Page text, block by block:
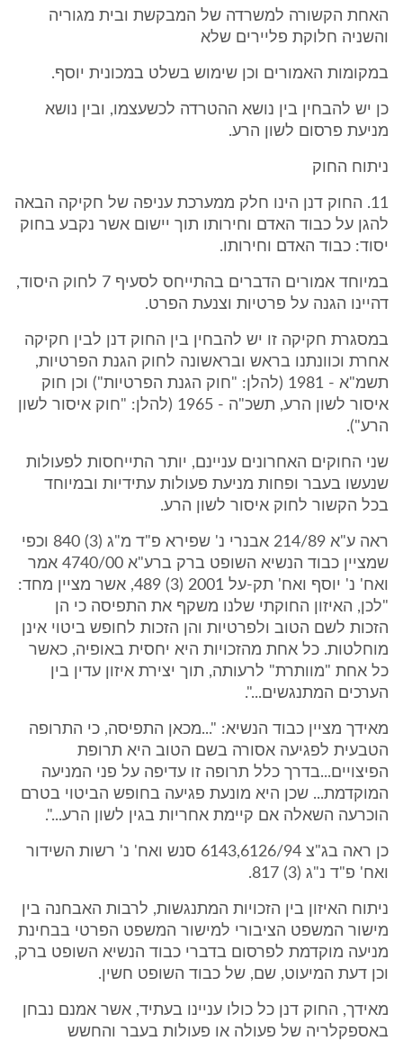
האחת הקשורה למשרדה של המבקשת ובית מגוריה
והשניה חלוקת פליירים שלא
במקומות האמורים וכן שימוש בשלט במכונית יוסף.
כן יש להבחין בין נושא ההטרדה לכשעצמו, ובין נושא
מניעת פרסום לשון הרע.
ניתוח החוק
11. החוק דנן הינו חלק ממערכת עניפה של חקיקה הבאה
להגן על כבוד האדם וחירותו תוך יישום אשר נקבע בחוק
יסוד: כבוד האדם וחירותו.
במיוחד אמורים הדברים בהתייחס לסעיף 7 לחוק היסוד,
דהיינו הגנה על פרטיות וצנעת הפרט.
במסגרת חקיקה זו יש להבחין בין החוק דנן לבין חקיקה
אחרת וכוונתנו בראש ובראשונה לחוק הגנת הפרטיות,
תשמ"א - 1981 (להלן: "חוק הגנת הפרטיות") וכן חוק
איסור לשון הרע, תשכ"ה - 1965 (להלן: "חוק איסור לשון
הרע").
שני החוקים האחרונים עניינם, יותר התייחסות לפעולות
שנעשו בעבר ופחות מניעת פעולות עתידיות ובמיוחד
בכל הקשור לחוק איסור לשון הרע.
ראה ע"א 214/89 אבנרי נ' שפירא פ"ד מ"ג (3) 840 וכפי
שמציין כבוד הנשיא השופט ברק ברע"א 4740/00 אמר
ואח' נ' יוסף ואח' תק-על 2001 (3) 489, אשר מציין מחד:
"לכן, האיזון החוקתי שלנו משקף את התפיסה כי הן
הזכות לשם הטוב ולפרטיות והן הזכות לחופש ביטוי אינן
מוחלטות. כל אחת מהזכויות היא יחסית באופיה, כאשר
כל אחת "מוותרת" לרעותה, תוך יצירת איזון עדין בין
הערכים המתנגשים...".
מאידך מציין כבוד הנשיא: "...מכאן התפיסה, כי התרופה
הטבעית לפגיעה אסורה בשם הטוב היא תרופת
הפיצויים...בדרך כלל תרופה זו עדיפה על פני המניעה
המוקדמת... שכן היא מונעת פגיעה בחופש הביטוי בטרם
הוכרעה השאלה אם קיימת אחריות בגין לשון הרע...".
כן ראה בג"צ 6143,6126/94 סנש ואח' נ' רשות השידור
ואח' פ"ד נ"ג (3) 817.
ניתוח האיזון בין הזכויות המתנגשות, לרבות האבחנה בין
מישור המשפט הציבורי למישור המשפט הפרטי בבחינת
מניעה מוקדמת לפרסום בדברי כבוד הנשיא השופט ברק,
וכן דעת המיעוט, שם, של כבוד השופט חשין.
מאידך, החוק דנן כל כולו עניינו בעתיד, אשר אמנם נבחן
באספקלריה של פעולה או פעולות בעבר והחשש